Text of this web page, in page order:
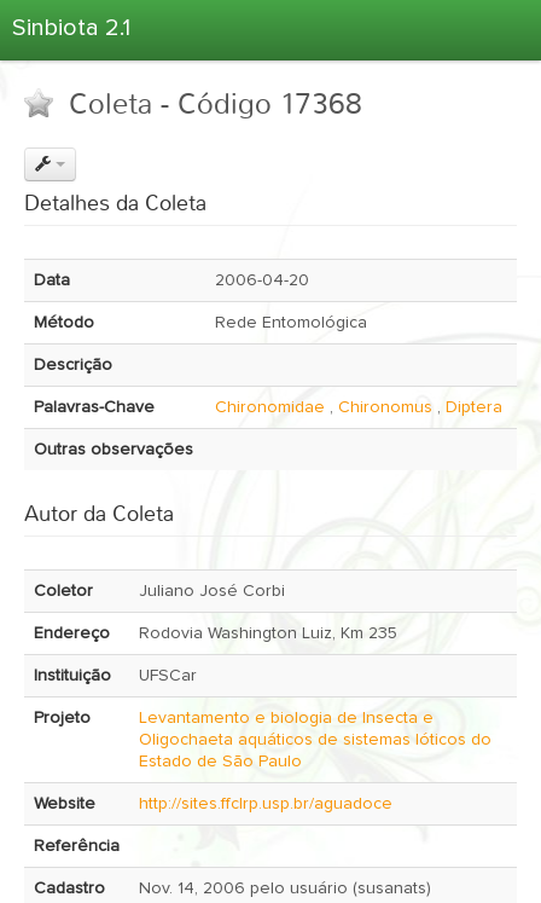
Sinbiota 2.1
Informações Ambientais
Coletas
Atlas 2.1
Estatísticas
Sobre o Sinbiota
Login
Coleta - Código 17368
Detalhes da Coleta
Data 2006-04-20
Método Rede Entomológica
Descrição
Palavras-Chave Chironomidae , Chironomus , Diptera
Outras observações
Autor da Coleta
Coletor Juliano José Corbi
Endereço Rodovia Washington Luiz, Km 235
Instituição UFSCar
Projeto
Levantamento e biologia de Insecta e
Oligochaeta aquáticos de sistemas lóticos do
Estado de São Paulo
Website http://sites.ffclrp.usp.br/aguadoce
Referência
Cadastro Nov. 14, 2006 pelo usuário (susanats)